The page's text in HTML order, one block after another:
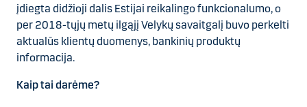
įdiegta didžioji dalis Estijai reikalingo funkcionalumo, o
per 2018-tųjų metų ilgąjį Velykų savaitgalį buvo perkelti
aktualūs klientų duomenys, bankinių produktų
informacija.
Kaip tai darėme?